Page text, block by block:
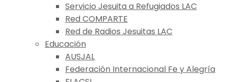
Servicio Jesuita a Refugiados LAC
Red COMPARTE
Red de Radios Jesuitas LAC
Educación
AUSJAL
Federación Internacional Fe y Alegría